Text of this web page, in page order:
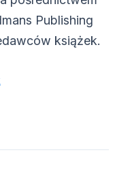
Publishing
książek.